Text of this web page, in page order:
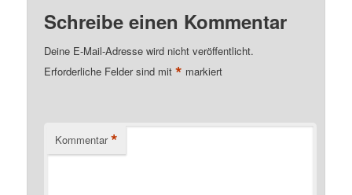
Schreibe einen Kommentar
Deine E-Mail-Adresse wird nicht veröffentlicht.
Erforderliche Felder sind mit* markiert
Kommentar *